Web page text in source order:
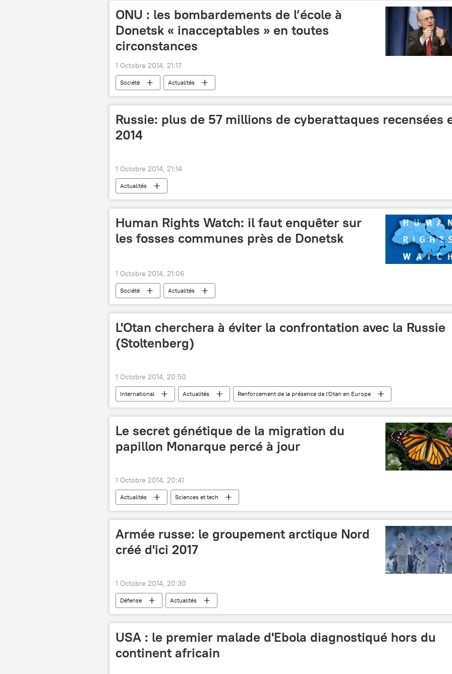
ONU : les bombardements de l’école à
Donetsk « inacceptables » en toutes
circonstances
1 Octobre 2014, 21:17
Société Actualités
Russie: plus de 57 millions de cyberattaques recensées
2014
1 Octobre 2014, 21:14
Actualités
Human Rights Watch: il faut enquêter sur
les fosses communes près de Donetsk
1 Octobre 2014, 21:06
Société Actualités
L'Otan cherchera à éviter la confrontation avec la Russie
(Stoltenberg)
1 Octobre 2014, 20:50
International Actualités Renforcement de la présence de l'Otan en Europe
Le secret génétique de la migration du
papillon Monarque percé à jour
1 Octobre 2014, 20:41
Actualités Sciences et tech
Armée russe: le groupement arctique Nord
créé d'ici 2017
1 Octobre 2014, 20:30
Défense Actualités
USA : le premier malade d'Ebola diagnostiqué hors du
continent africain